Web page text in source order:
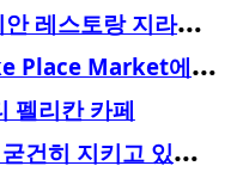
가
성비, 가심비 맛집 이탈리안 레스토랑 지라디 오스테리아Girardi’ Osteria
[
빵지순례] Le Panier - Pike Place Market에 가면 들르는 곳
펠리칸 카페
W
ild Ginger - 다운타운을 굳건히 지키고 있는 Southeast Asian 맛집